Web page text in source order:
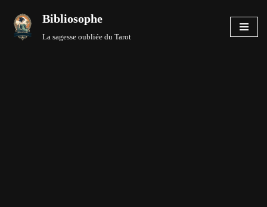
Aller
Bibliosophe
La sagesse oubliée du Tarot